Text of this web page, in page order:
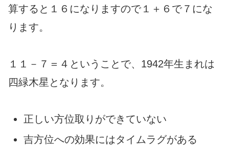
算すると１６になりますので１＋６で７にな
ります。
１１－７＝４ということで、1942年生まれは
四緑木星となります。
正しい方位取りができていない
吉方位への効果にはタイムラグがある